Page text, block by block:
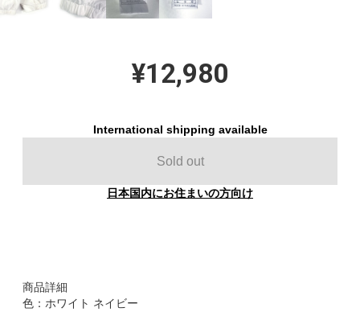
¥12,980
International shipping available
Sold out
日本国内にお住まいの方向け
商品詳細
色：ホワイト ネイビー